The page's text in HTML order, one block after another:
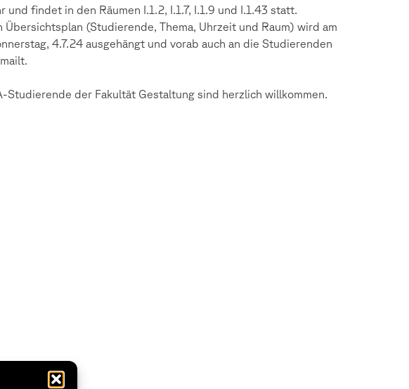
und findet in den Räumen I.1.2, I.1.7, I.1.9 und I.1.43 statt.
Übersichtsplan (Studierende, Thema, Uhrzeit und Raum) wird am
4.7.24 ausgehängt und vorab auch an die Studierenden
Studierende der Fakultät Gestaltung sind herzlich willkommen.